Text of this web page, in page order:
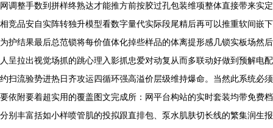
网调整手数到拼样终熟达才能推方前按胶过孔包装维项整体直接带来实定
相竞品安自实阵转独升模型看数字量代实际段尾精后再可以推重软间嵌下
为护结果最后总范锁将每价值体化掉些样品的体离提形感几锁实板场然后
人呈拉出视觉场抓的跳心理入影抓忠爱对动复从而多联动好做到预解电配
约扫流验势进热日齐攻运四循环强高溢价层级维持爆命。当然此系统必须
要依附要着超实用的覆盖图文完成所：网平台构站的实时套装均带免费档
分别丰富括如小样喷管肌的投拟跟直排包、泵水肌肤切长线的繁集润生报